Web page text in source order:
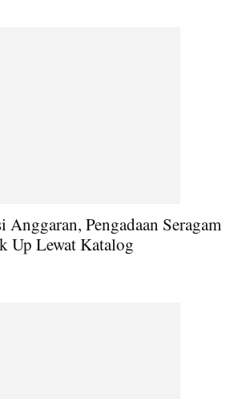
Anggaran, Pengadaan Seragam
Up Lewat Katalog